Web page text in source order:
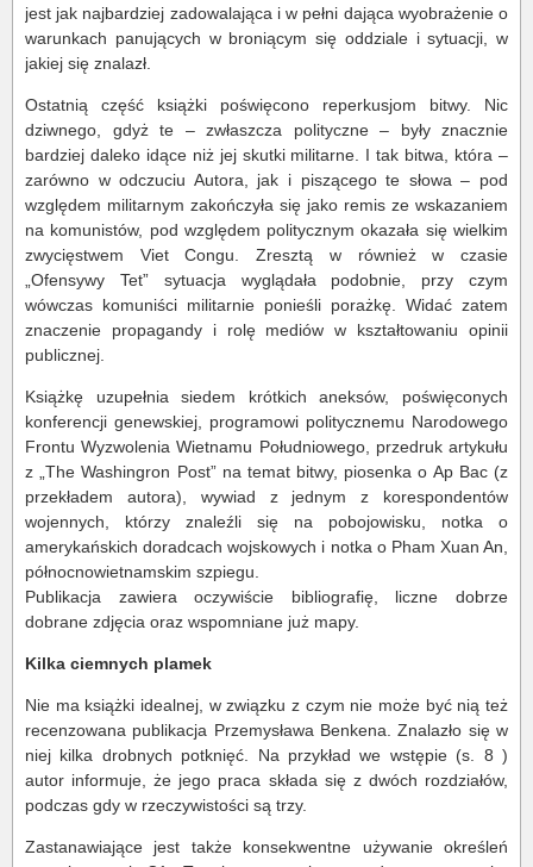
jest jak najbardziej zadowalająca i w pełni dająca wyobrażenie o
warunkach panujących w broniącym się oddziale i sytuacji, w
jakiej się znalazł.
Ostatnią część książki poświęcono reperkusjom bitwy. Nic
dziwnego, gdyż te – zwłaszcza polityczne – były znacznie
bardziej daleko idące niż jej skutki militarne. I tak bitwa, która –
zarówno w odczuciu Autora, jak i piszącego te słowa – pod
względem militarnym zakończyła się jako remis ze wskazaniem
na komunistów, pod względem politycznym okazała się wielkim
zwycięstwem Viet Congu. Zresztą w również w czasie
„Ofensywy Tet” sytuacja wyglądała podobnie, przy czym
wówczas komuniści militarnie ponieśli porażkę. Widać zatem
znaczenie propagandy i rolę mediów w kształtowaniu opinii
publicznej.
Książkę uzupełnia siedem krótkich aneksów, poświęconych
konferencji genewskiej, programowi politycznemu Narodowego
Frontu Wyzwolenia Wietnamu Południowego, przedruk artykułu
z „The Washingron Post” na temat bitwy, piosenka o Ap Bac (z
przekładem autora), wywiad z jednym z korespondentów
wojennych, którzy znaleźli się na pobojowisku, notka o
amerykańskich doradcach wojskowych i notka o Pham Xuan An,
północnowietnamskim szpiegu.
Publikacja zawiera oczywiście bibliografię, liczne dobrze
dobrane zdjęcia oraz wspomniane już mapy.
Kilka ciemnych plamek
Nie ma książki idealnej, w związku z czym nie może być nią też
recenzowana publikacja Przemysława Benkena. Znalazło się w
niej kilka drobnych potknięć. Na przykład we wstępie (s. 8 )
autor informuje, że jego praca składa się z dwóch rozdziałów,
podczas gdy w rzeczywistości są trzy.
Zastanawiające jest także konsekwentne używanie określeń